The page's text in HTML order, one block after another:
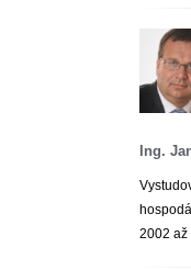
Ing.
2002 až